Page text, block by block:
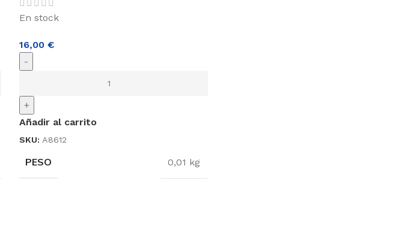
En stock
16,00 €
-
+
Añadir al carrito
SKU: A8612
PESO 0,01 kg